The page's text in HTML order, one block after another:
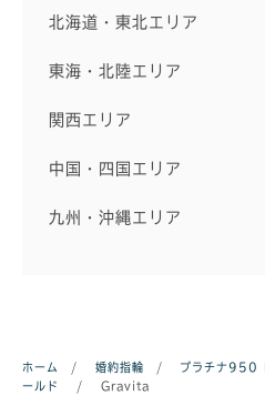
北海道・東北エリア
東海・北陸エリア
関西エリア
中国・四国エリア
九州・沖縄エリア
ホーム / 婚約指輪 / プラチナ950
ールド
/ Gravita